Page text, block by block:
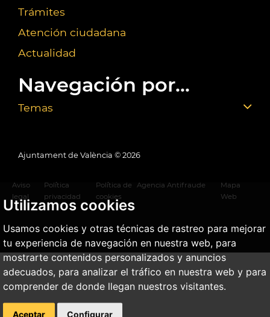
Utilizamos cookies
Usamos cookies y otras técnicas de rastreo para mejorar
tu experiencia de navegación en nuestra web, para
mostrarte contenidos personalizados y anuncios
adecuados, para analizar el tráfico en nuestra web y para
comprender de donde llegan nuestros visitantes.
Aceptar Configurar
Trámites
Atención ciudadana
Actualidad
Navegación por...
Temas
Ajuntament de València © 2026
Aviso
legal
Política
privacidad
Política de
cookies
Agencia Antifraude
Mapa
Web